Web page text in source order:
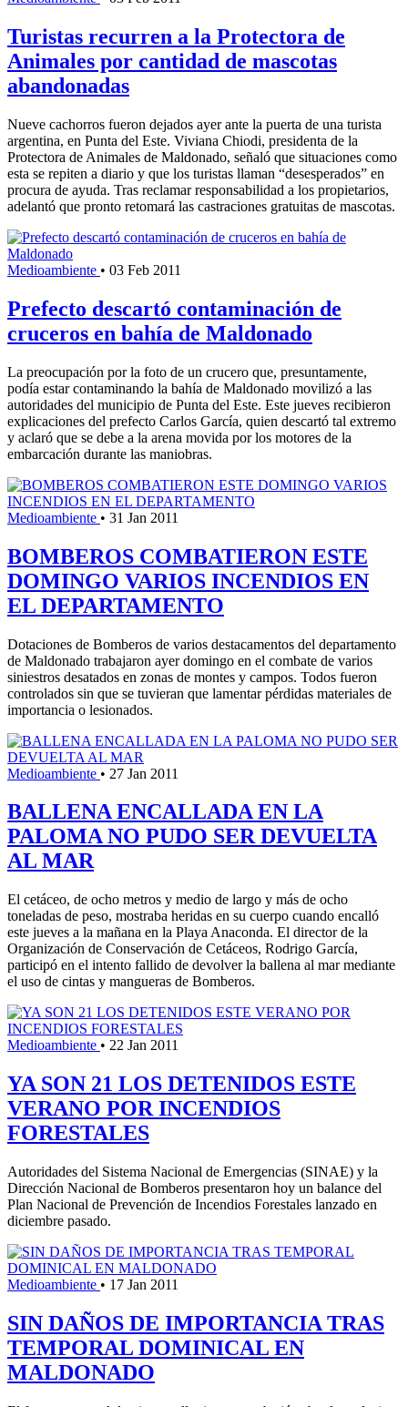
Turistas recurren a la Protectora de
Animales por cantidad de mascotas
abandonadas
Nueve cachorros fueron dejados ayer ante la puerta de una turista
argentina, en Punta del Este. Viviana Chiodi, presidenta de la
Protectora de Animales de Maldonado, señaló que situaciones como
esta se repiten a diario y que los turistas llaman “desesperados” en
procura de ayuda. Tras reclamar responsabilidad a los propietarios,
adelantó que pronto retomará las castraciones gratuitas de mascotas.
Medioambiente • 03 Feb 2011
Prefecto descartó contaminación de
cruceros en bahía de Maldonado
La preocupación por la foto de un crucero que, presuntamente,
podía estar contaminando la bahía de Maldonado movilizó a las
autoridades del municipio de Punta del Este. Este jueves recibieron
explicaciones del prefecto Carlos García, quien descartó tal extremo
y aclaró que se debe a la arena movida por los motores de la
embarcación durante las maniobras.
Medioambiente • 31 Jan 2011
BOMBEROS COMBATIERON ESTE
DOMINGO VARIOS INCENDIOS EN
EL DEPARTAMENTO
Dotaciones de Bomberos de varios destacamentos del departamento
de Maldonado trabajaron ayer domingo en el combate de varios
siniestros desatados en zonas de montes y campos. Todos fueron
controlados sin que se tuvieran que lamentar pérdidas materiales de
importancia o lesionados.
Medioambiente • 27 Jan 2011
BALLENA ENCALLADA EN LA
PALOMA NO PUDO SER DEVUELTA
AL MAR
El cetáceo, de ocho metros y medio de largo y más de ocho
toneladas de peso, mostraba heridas en su cuerpo cuando encalló
este jueves a la mañana en la Playa Anaconda. El director de la
Organización de Conservación de Cetáceos, Rodrigo García,
participó en el intento fallido de devolver la ballena al mar mediante
el uso de cintas y mangueras de Bomberos.
Medioambiente • 22 Jan 2011
YA SON 21 LOS DETENIDOS ESTE
VERANO POR INCENDIOS
FORESTALES
Autoridades del Sistema Nacional de Emergencias (SINAE) y la
Dirección Nacional de Bomberos presentaron hoy un balance del
Plan Nacional de Prevención de Incendios Forestales lanzado en
diciembre pasado.
Medioambiente • 17 Jan 2011
SIN DAÑOS DE IMPORTANCIA TRAS
TEMPORAL DOMINICAL EN
MALDONADO